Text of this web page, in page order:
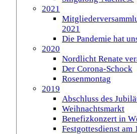
2021
2021
Die Pandemie hat
2020
Nordlicht Renate
Der Corona-Schock
Rosenmontag
2019
Abschluss des
Weihnachtsmarkt
Benefizkonzert in
Festgottesdienst am